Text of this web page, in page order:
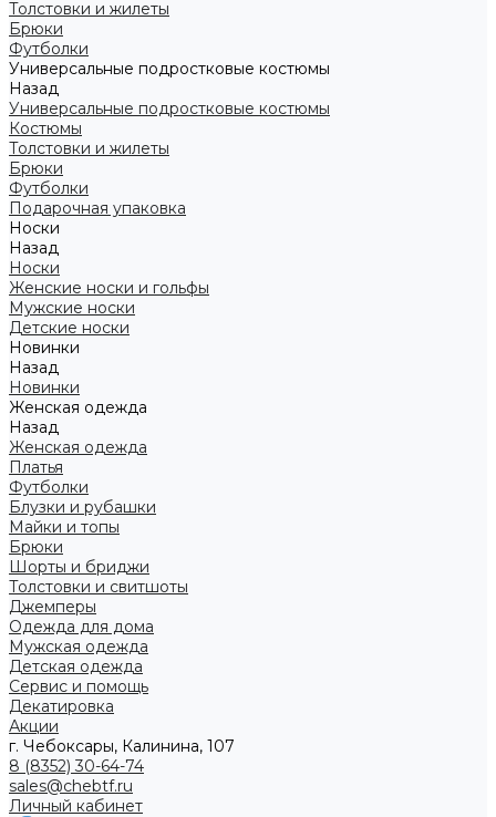
Толстовки и жилеты
Брюки
Футболки
Универсальные подростковые костюмы
Назад
Универсальные подростковые костюмы
Костюмы
Толстовки и жилеты
Брюки
Футболки
Подарочная упаковка
Носки
Назад
Носки
Женские носки и гольфы
Мужские носки
Детские носки
Новинки
Назад
Новинки
Женская одежда
Назад
Женская одежда
Платья
Футболки
Блузки и рубашки
Майки и топы
Брюки
Шорты и бриджи
Толстовки и свитшоты
Джемперы
Одежда для дома
Мужская одежда
Детская одежда
Сервис и помощь
Декатировка
Акции
г. Чебоксары, Калинина, 107
8 (8352) 30-64-74
sales@chebtf.ru
Личный кабинет